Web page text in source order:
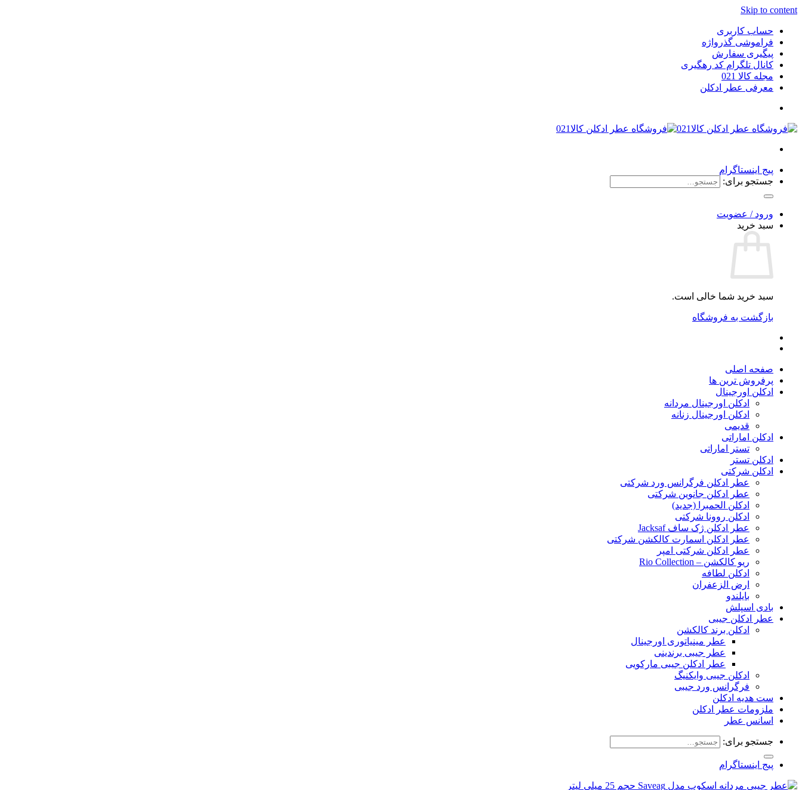
Skip to content
حساب کاربری
فراموشی گذرواژه
پیگیری سفارش
کانال تلگرام کد رهگیری
مجله کالا 021
معرفی عطر ادکلن
پیج اینستاگرام
جستجو برای:
ورود / عضویت
سبد خرید
سبد خرید شما خالی است.
بازگشت به فروشگاه
صفحه اصلی
پرفروش ترین ها
ادکلن اورجینال
ادکلن اورجینال مردانه
ادکلن اورجینال زنانه
قدیمی
ادکلن اماراتی
تستر اماراتی
ادکلن تستر
ادکلن شرکتی
عطر ادکلن فرگرانس ورد شرکتی
عطر ادکلن جانوین شرکتی
ادکلن الحمبرا (جدید)
ادکلن روونا شرکتی
عطر ادکلن ژک‌ ساف Jacksaf
عطر ادکلن اسمارت کالکشن شرکتی
عطر ادکلن شرکتی امپر
ریو کالکشن – Rio Collection
ادکلن لطافه
ارض الزعفران
بایلندو
بادی اسپلش
عطر ادکلن جیبی
ادکلن برند کالکشن
عطر مینیاتوری اورجینال
عطر جیبی برندینی
عطر ادکلن جیبی مارکویی
ادکلن جیبی وایکنیگ
فرگرانس ورد جیبی
ست هدیه ادکلن
ملزومات عطر ادکلن
اسانس عطر
جستجو برای:
پیج اینستاگرام